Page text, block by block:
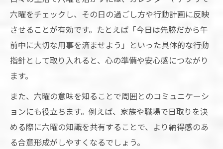
六曜をチェックし、その日の過ごし方や行動計画に反映
させることが有効です。たとえば「今日は先勝だから午
前中に大切な用事を済ませよう」といった具体的な行動
指針として取り入れると、心の準備や安心感につながり
ます。
また、六曜の意味を知ることで周囲とのコミュニケーシ
ョンにも役立ちます。例えば、家族や職場で日取りを決
める際に六曜の知識を共有することで、より納得感のあ
る合意形成がしやすくなるでしょう。